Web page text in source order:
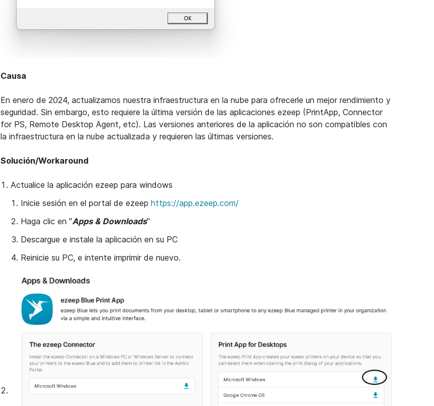
Causa
En enero de 2024, actualizamos nuestra infraestructura en la nube para ofrecerle un mejor rendimiento y
seguridad. Sin embargo, esto requiere la última versión de las aplicaciones ezeep (PrintApp, Connector
for PS, Remote Desktop Agent, etc). Las versiones anteriores de la aplicación no son compatibles con
la infraestructura en la nube actualizada y requieren las últimas versiones.
Solución/Workaround
Actualice la aplicación ezeep para windows
Inicie sesión en el portal de ezeephttps://app.ezeep.com/
Haga clic en "Apps & Downloads"
Descargue e instale la aplicación en su PC
Reinicie su PC, e intente imprimir de nuevo.